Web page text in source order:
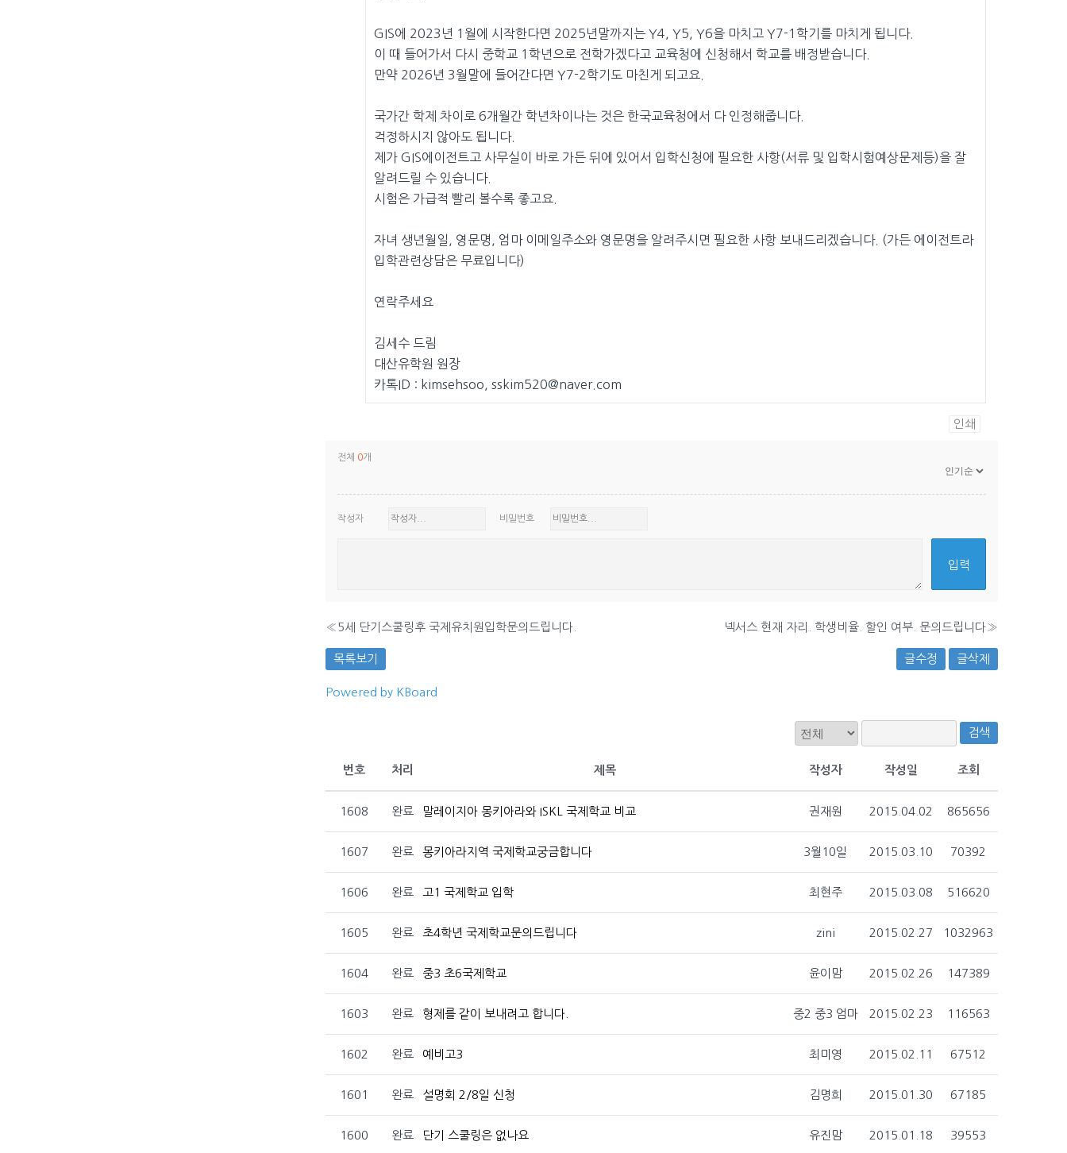
GIS에 2023년 1월에 시작한다면 2025년말까지는 Y4, Y5, Y6을 마치고 Y7-1학기를 마치게 됩니다.
이 때 들어가서 다시 중학교 1학년으로 전학가겠다고 교육청에 신청해서 학교를 배정받습니다.
만약 2026년 3월말에 들어간다면 Y7-2학기도 마친게 되고요.
국가간 학제 차이로 6개월간 학년차이나는 것은 한국교육청에서 다 인정해줍니다.
걱정하시지 않아도 됩니다.
제가 GIS에이전트고 사무실이 바로 가든 뒤에 있어서 입학신청에 필요한 사항(서류 및 입학시험예상문제등)을 잘
알려드릴 수 있습니다.
시험은 가급적 빨리 볼수록 좋고요.
자녀 생년월일, 영문명, 엄마 이메일주소와 영문명을 알려주시면 필요한 사항 보내드리겠습니다. (가든 에이전트라
입학관련상담은 무료입니다)
연락주세요
김세수 드림
대산유학원 원장
카톡ID : kimsehsoo, sskim520@naver.com
인쇄
전체 0개
작성자 비밀번호
« 5세 단기스쿨링후 국제유치원입학문의드립니다. 넥서스 현재 자리. 학생비율. 할인 여부. 문의드립니다»
목록보기 글수정 글삭제
Powered by KBoard
검색
번호 처리 제목 작성자 작성일 조회
1608 완료 말레이지아 몽키아라와 ISKL 국제학교 비교 권재원 2015.04.02 865656
1607 완료 몽키아라지역 국제학교궁금합니다 3월10일 2015.03.10 70392
1606 완료 고1 국제학교 입학 최현주 2015.03.08 516620
1605 완료 초4학년 국제학교문의드립니다 zini 2015.02.27 1032963
1604 완료 중3 초6국제학교 윤이맘 2015.02.26 147389
1603 완료 형제를 같이 보내려고 합니다. 중2 중3 엄마 2015.02.23 116563
1602 완료 예비고3 최미영 2015.02.11 67512
1601 완료 설명회 2/8일 신청 김명희 2015.01.30 67185
1600 완료 단기 스쿨링은 없나요 유진맘 2015.01.18 39553